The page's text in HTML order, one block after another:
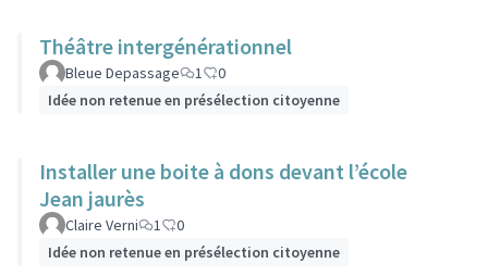
Théâtre intergénérationnel
Bleue Depassage 1
0
Idée non retenue en présélection citoyenne
Installer une boite à dons devant l’école
Jean jaurès
Claire Verni 1
0
Idée non retenue en présélection citoyenne